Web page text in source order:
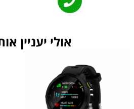
אולי יעניין